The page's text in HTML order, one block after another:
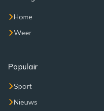
Home
Weer
Populair
Sport
Nieuws